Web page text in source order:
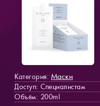
Категория: Маски
Доступ: Специалистам
Объём: 200ml